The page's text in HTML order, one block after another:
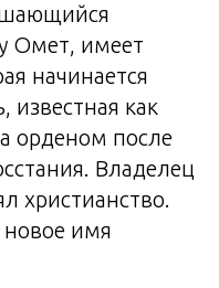
Омет, имеет
начинается
известная как
орденом после
Владелец
христианство.
имя